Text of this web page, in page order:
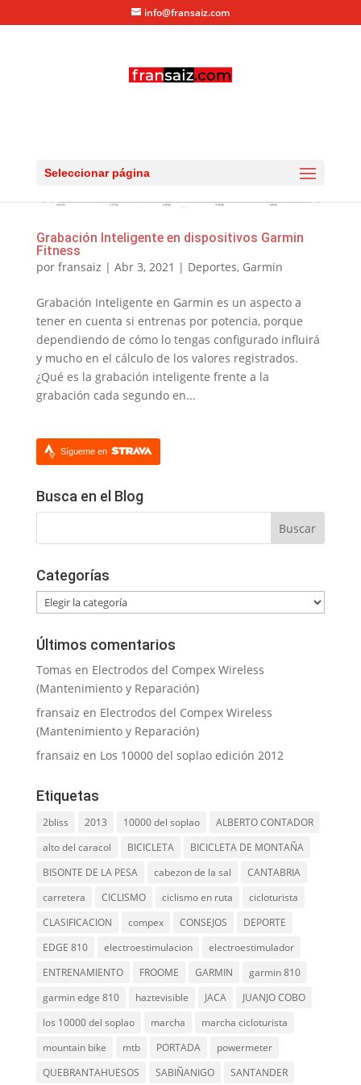
info@fransaiz.com
Seleccionar página
Grabación Inteligente en dispositivos Garmin
Fitness
por fransaiz | Abr 3, 2021 | Deportes, Garmin
Grabación Inteligente en Garmin es un aspecto a
tener en cuenta si entrenas por potencia, porque
dependiendo de cómo lo tengas configurado influirá
y mucho en el cálculo de los valores registrados.
¿Qué es la grabación inteligente frente a la
grabación cada segundo en...
Sígueme en
Busca en el Blog
Categorías
Categorías
Últimos comentarios
Tomas en Electrodos del Compex Wireless
(Mantenimiento y Reparación)
fransaiz en Electrodos del Compex Wireless
(Mantenimiento y Reparación)
fransaiz en Los 10000 del soplao edición 2012
Etiquetas
2bliss 2013 10000 del soplao
ALBERTO CONTADOR
alto del caracol
BICICLETA
BICICLETA DE MONTAÑA
BISONTE DE LA PESA
cabezon de la sal
CANTABRIA
carretera
CICLISMO ciclismo en ruta
cicloturista
CLASIFICACION
compex CONSEJOS
DEPORTE
EDGE 810
electroestimulacion
electroestimulador
ENTRENAMIENTO
FROOME GARMIN
garmin 810
garmin edge 810
haztevisible JACA
JUANJO COBO
los 10000 del soplao
marcha
marcha cicloturista
mountain bike
mtb PORTADA
powermeter
QUEBRANTAHUESOS
SABIÑANIGO SANTANDER